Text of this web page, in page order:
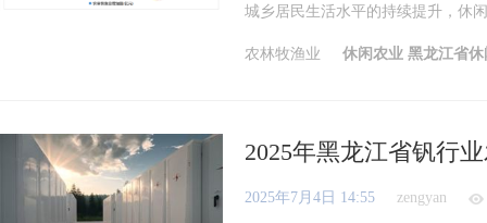
城乡居民生活水平的持续提升，休
农林牧渔业 休闲农业 黑龙江省
2025年黑龙江省钒行
2025年7月4日 14:55 zengyan